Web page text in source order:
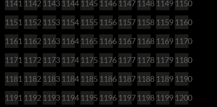
1141 1142 1143 1144 1145 1146 1147 1148 1149 1150
1151 1152 1153 1154 1155 1156 1157 1158 1159 1160
1161 1162 1163 1164 1165 1166 1167 1168 1169 1170
1171 1172 1173 1174 1175 1176 1177 1178 1179 1180
1181 1182 1183 1184 1185 1186 1187 1188 1189 1190
1191 1192 1193 1194 1195 1196 1197 1198 1199 1200